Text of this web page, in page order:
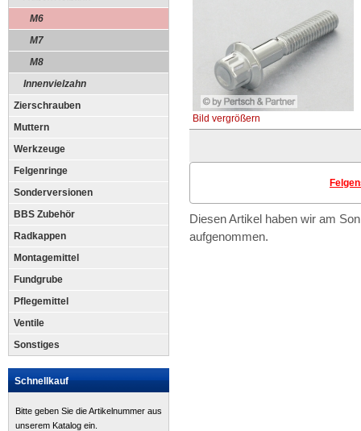
M6
M7
M8
Innenvielzahn
Zierschrauben
Muttern
Werkzeuge
Felgenringe
Sonderversionen
BBS Zubehör
Radkappen
Montagemittel
Fundgrube
Pflegemittel
Ventile
Sonstiges
Schnellkauf
Bitte geben Sie die Artikelnummer aus
unserem Katalog ein.
Bild vergrößern
Diesen Artikel haben wir am
aufgenommen.